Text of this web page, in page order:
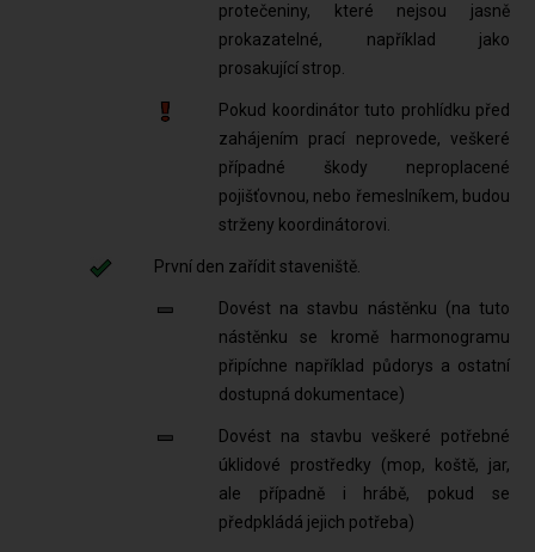
protečeniny, které nejsou jasně
prokazatelné, například jako
prosakující strop.
Pokud koordinátor tuto prohlídku před
zahájením prací neprovede, veškeré
případné škody neproplacené
pojišťovnou, nebo řemeslníkem, budou
strženy koordinátorovi.
První den zařídit staveniště.
Dovést na stavbu nástěnku (na tuto
nástěnku se kromě harmonogramu
připíchne například půdorys a ostatní
dostupná dokumentace)
Dovést na stavbu veškeré potřebné
úklidové prostředky (mop, koště, jar,
ale případně i hrábě, pokud se
předpkládá jejich potřeba)